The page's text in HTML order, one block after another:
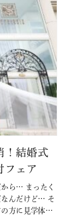
！結婚式
フェア
ら… まったく
んだけど… そ
方に見学体験